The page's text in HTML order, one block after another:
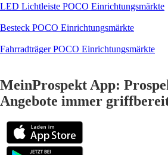
LED Lichtleiste POCO Einrichtungsmärkte
Besteck POCO Einrichtungsmärkte
Fahrradträger POCO Einrichtungsmärkte
MeinProspekt App:
Angebote immer